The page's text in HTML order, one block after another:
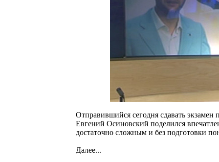
Отправившийся сегодня сдавать
Евгений Осиновский поделился
достаточно сложным и без подготовки
Далее...